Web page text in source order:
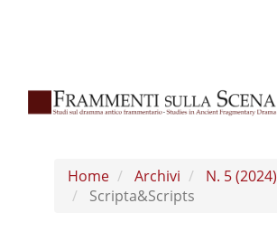
Barra
laterale
Home Archivi
N. 5 (2024)
Scripta&Scripts